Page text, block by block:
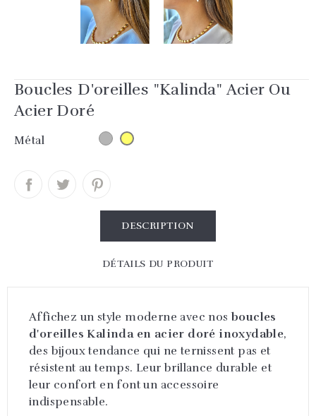
Boucles D'oreilles "Kalinda" Acier Ou
Acier Doré
Métal AcierAcier
DESCRIPTION
DÉTAILS DU PRODUIT
Affichez un style moderne avec nosboucles
d'oreilles Kalinda en acier doré inoxydable,
des bijoux tendance qui ne ternissent pas et
résistent au temps. Leur brillance durable et
leur confort en font un accessoire
indispensable.